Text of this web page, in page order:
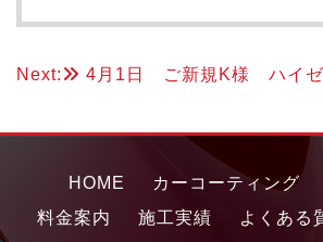
投
ゲ
Next: 4月1日 ご新規K様 ハイゼ
HOME カーコーティング
料金案内
施工実績 よくある